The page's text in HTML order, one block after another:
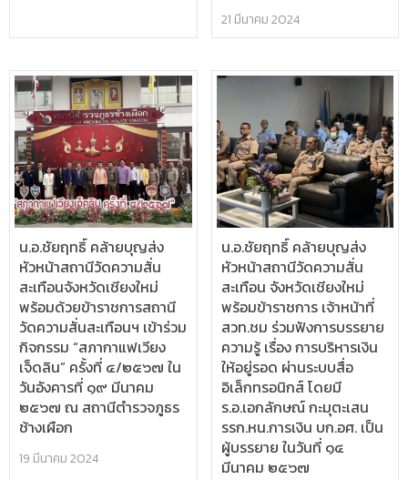
21 มีนาคม 2024
น.อ.ชัยฤทธิ์ คล้ายบุญส่ง
หัวหน้าสถานีวัดความสั่น
สะเทือนจังหวัดเชียงใหม่
พร้อมด้วยข้าราชการสถานี
วัดความสั่นสะเทือนฯ เข้าร่วม
กิจกรรม “สภากาแฟเวียง
เจ็ดลิน” ครั้งที่ ๔/๒๕๖๗ ใน
วันอังคารที่ ๑๙ มีนาคม
๒๕๖๗ ณ สถานีตำรวจภูธร
ช้างเผือก
19 มีนาคม 2024
น.อ.ชัยฤทธิ์ คล้ายบุญส่ง
หัวหน้าสถานีวัดความสั่น
สะเทือน จังหวัดเชียงใหม่
พร้อมข้าราชการ เจ้าหน้าที่
สวท.ชม ร่วมฟังการบรรยาย
ความรู้ เรื่อง การบริหารเงิน
ให้อยู่รอด ผ่านระบบสื่อ
อิเล็กทรอนิกส์ โดยมี
ร.อ.เอกลักษณ์ กะมุตะเสน
รรก.หน.การเงิน บก.อศ. เป็น
ผู้บรรยาย ในวันที่ ๑๔
มีนาคม ๒๕๖๗